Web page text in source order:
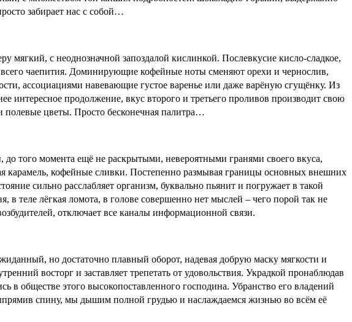
забирает нас с собой…
с неоднозначной запоздалой кислинкой. Послевкусие кисло-сладкое,
чаепития. Доминирующие кофейные ноты сменяют орехи и чернослив,
ассоциациями навевающие густое варенье или даже варёную сгущёнку. Из
продолжение, вкус второго и третьего проливов производит свою
цветы. Просто бесконечная палитра…
до того момента ещё не раскрытыми, невероятными гранями своего вкуса,
карамель, кофейные сливки. Постепенно размывая границы основных внешних
сильно расслабляет организм, буквально пьянит и погружает в такой
теле лёгкая ломота, в голове совершенно нет мыслей – чего порой так не
отключает все каналы информационной связи.
но достаточно плавный оборот, надевая добрую маску мягкости и
восторг и заставляет трепетать от удовольствия. Украдкой пронаблюдав
обществе этого высокопоставленного господина. Убранство его владений
спину, мы дышим полной грудью и наслаждаемся жизнью во всём её